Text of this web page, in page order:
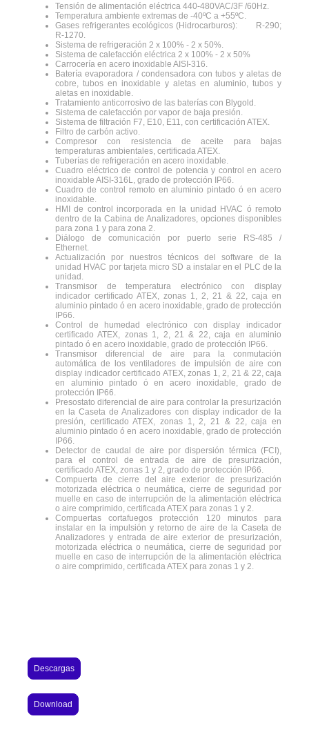
Tensión de alimentación eléctrica 440-480VAC/3F /60Hz.
Temperatura ambiente extremas de -40ºC a +55ºC.
Gases refrigerantes ecológicos (Hidrocarburos): R-290;
R-1270.
Sistema de refrigeración 2 x 100% - 2 x 50%.
Sistema de calefacción eléctrica 2 x 100% - 2 x 50%
Carrocería en acero inoxidable AISI-316.
Batería evaporadora / condensadora con tubos y aletas de
cobre, tubos en inoxidable y aletas en aluminio, tubos y
aletas en inoxidable.
Tratamiento anticorrosivo de las baterías con Blygold.
Sistema de calefacción por vapor de baja presión.
Sistema de filtración F7, E10, E11, con certificación ATEX.
Filtro de carbón activo.
Compresor con resistencia de aceite para bajas
temperaturas ambientales, certificada ATEX.
Tuberías de refrigeración en acero inoxidable.
Cuadro eléctrico de control de potencia y control en acero
inoxidable AISI-316L, grado de protección IP66.
Cuadro de control remoto en aluminio pintado ó en acero
inoxidable.
HMI de control incorporada en la unidad HVAC ó remoto
dentro de la Cabina de Analizadores, opciones disponibles
para zona 1 y para zona 2.
Diálogo de comunicación por puerto serie RS-485 /
Ethernet.
Actualización por nuestros técnicos del software de la
unidad HVAC por tarjeta micro SD a instalar en el PLC de la
unidad.
Transmisor de temperatura electrónico con display
indicador certificado ATEX, zonas 1, 2, 21 & 22, caja en
aluminio pintado ó en acero inoxidable, grado de protección
IP66.
Control de humedad electrónico con display indicador
certificado ATEX, zonas 1, 2, 21 & 22, caja en aluminio
pintado ó en acero inoxidable, grado de protección IP66.
Transmisor diferencial de aire para la conmutación
automática de los ventiladores de impulsión de aire con
display indicador certificado ATEX, zonas 1, 2, 21 & 22, caja
en aluminio pintado ó en acero inoxidable, grado de
protección IP66.
Presostato diferencial de aire para controlar la presurización
en la Caseta de Analizadores con display indicador de la
presión, certificado ATEX, zonas 1, 2, 21 & 22, caja en
aluminio pintado ó en acero inoxidable, grado de protección
IP66.
Detector de caudal de aire por dispersión térmica (FCI),
para el control de entrada de aire de presurización,
certificado ATEX, zonas 1 y 2, grado de protección IP66.
Compuerta de cierre del aire exterior de presurización
motorizada eléctrica o neumática, cierre de seguridad por
muelle en caso de interrupción de la alimentación eléctrica
o aire comprimido, certificada ATEX para zonas 1 y 2.
Compuertas cortafuegos protección 120 minutos para
instalar en la impulsión y retorno de aire de la Caseta de
Analizadores y entrada de aire exterior de presurización,
motorizada eléctrica o neumática, cierre de seguridad por
muelle en caso de interrupción de la alimentación eléctrica
o aire comprimido, certificada ATEX para zonas 1 y 2.
Descargas
Download